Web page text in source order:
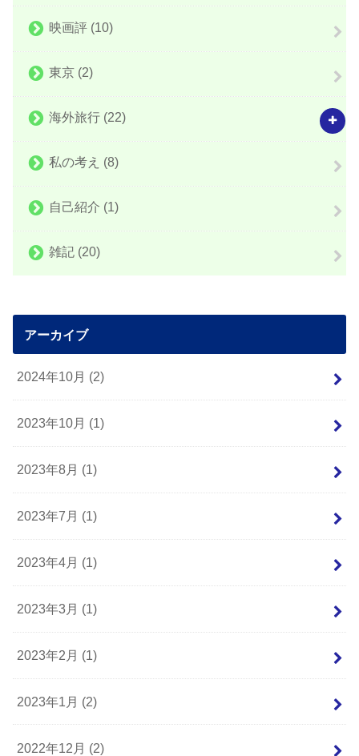
映画評 (10)
東京 (2)
海外旅行 (22)
私の考え (8)
自己紹介 (1)
雑記 (20)
アーカイブ
2024年10月 (2)
2023年10月 (1)
2023年8月 (1)
2023年7月 (1)
2023年4月 (1)
2023年3月 (1)
2023年2月 (1)
2023年1月 (2)
2022年12月 (2)